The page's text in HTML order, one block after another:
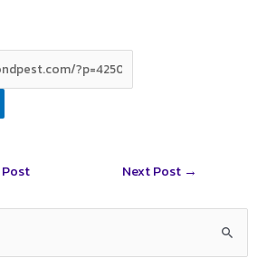
Next Post →